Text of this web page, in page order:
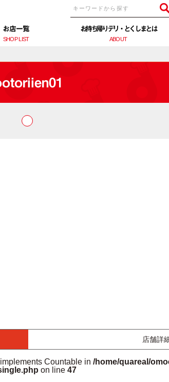
お店一覧
SHOP LIST
お持ち帰りデリ・とくしまとは
ABOUT
店舗詳
Countable in /home/quareal/
on line 47